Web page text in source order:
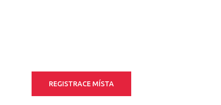
REGISTRACE MÍSTA